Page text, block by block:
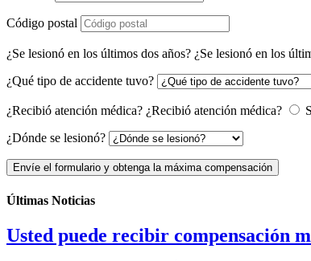
Código postal
¿Se lesionó en los últimos dos años? ¿Se lesionó en los
¿Qué tipo de accidente tuvo?
¿Recibió atención médica? ¿Recibió atención médica?
¿Dónde se lesionó?
Envíe el formulario y obtenga la máxima compensación
Últimas Noticias
Usted puede recibir compensación